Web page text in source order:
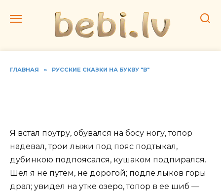
ГЛАВНАЯ » РУССКИЕ СКАЗКИ НА БУКВУ "В"
Я встал поутру, обувался на босу ногу, топор
надевал, трои лыжи под пояс подтыкал,
дубинкою подпоясался, кушаком подпирался.
Шел я не путем, не дорогой; подле лыков горы
драл; увидел на утке озеро, топор в ее шиб —